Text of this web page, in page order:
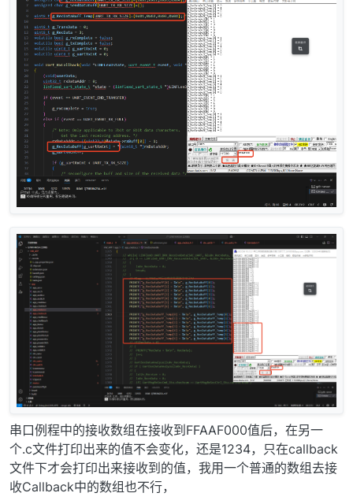
串口例程中的接收数组在接收到FFAAF000值后，在另一
个.c文件打印出来的值不会变化，还是1234，只在callback
文件下才会打印出来接收到的值，我用一个普通的数组去接
收Callback中的数组也不行，